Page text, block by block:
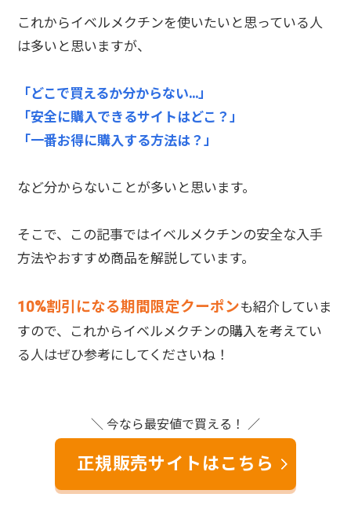
これからイベルメクチンを使いたいと思っている人
は多いと思いますが、
「どこで買えるか分からない…」
「安全に購入できるサイトはどこ？」
「一番お得に購入する方法は？」
など分からないことが多いと思います。
そこで、この記事ではイベルメクチンの安全な入手
方法やおすすめ商品を解説しています。
10%割引になる期間限定クーポンも紹介していま
すので、これからイベルメクチンの購入を考えてい
る人はぜひ参考にしてくださいね！
＼ 今なら最安値で買える！ ／
正規販売サイトはこちら